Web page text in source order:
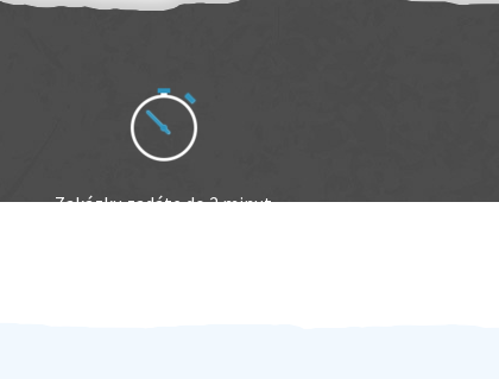
Zakázku zadáte do 2 minut